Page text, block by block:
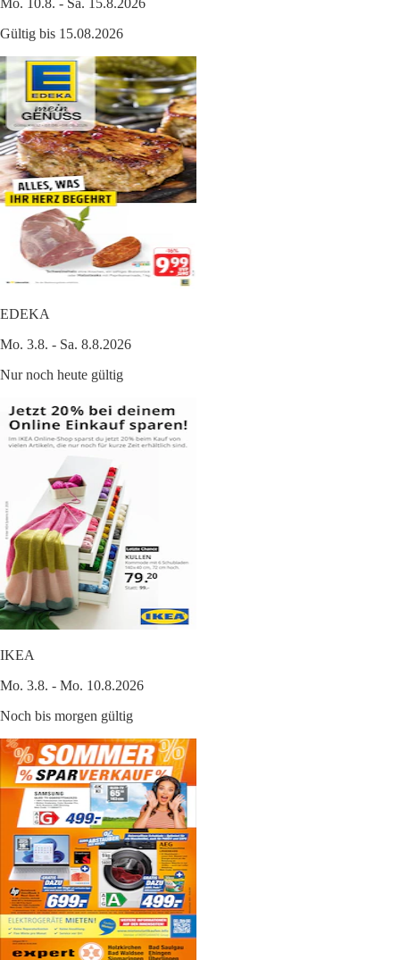
Mo. 10.8. - Sa. 15.8.2026
Gültig bis 15.08.2026
EDEKA
Mo. 3.8. - Sa. 8.8.2026
Nur noch heute gültig
IKEA
Mo. 3.8. - Mo. 10.8.2026
Noch bis morgen gültig